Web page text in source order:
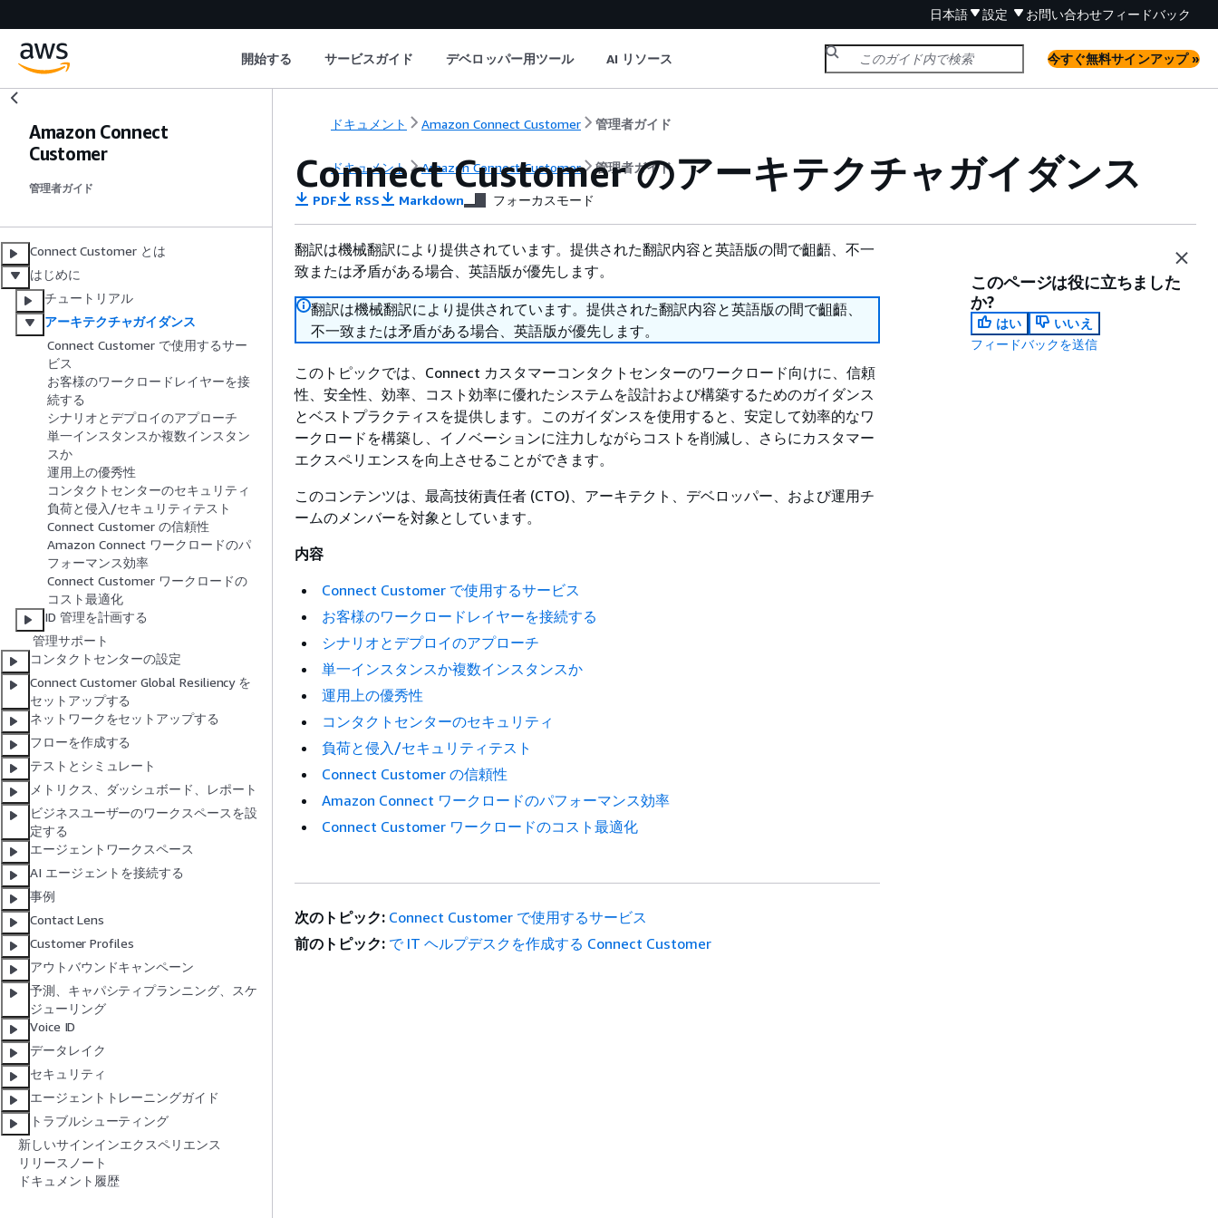
日本語 設定 お問い合わせフィードバック
開始する サービスガイド デベロッパー用ツール AI リソース 今すぐ無料サインアップ »
Amazon Connect
Customer
管理者ガイド
Connect Customer とは
はじめに
チュートリアル
アーキテクチャガイダンス
Connect Customer で使用するサー
ビス
お客様のワークロードレイヤーを接
続する
シナリオとデプロイのアプローチ
単一インスタンスか複数インスタン
スか
運用上の優秀性
コンタクトセンターのセキュリティ
負荷と侵入/セキュリティテスト
Connect Customer の信頼性
Amazon Connect ワークロードのパ
フォーマンス効率
Connect Customer ワークロードの
コスト最適化
ID 管理を計画する
管理サポート
コンタクトセンターの設定
Connect Customer Global Resiliency を
セットアップする
ネットワークをセットアップする
フローを作成する
テストとシミュレート
メトリクス、ダッシュボード、レポート
ビジネスユーザーのワークスペースを設
定する
エージェントワークスペース
AI エージェントを接続する
事例
Contact Lens
Customer Profiles
アウトバウンドキャンペーン
予測、キャパシティプランニング、スケ
ジューリング
Voice ID
データレイク
セキュリティ
エージェントトレーニングガイド
トラブルシューティング
新しいサインインエクスペリエンス
リリースノート
ドキュメント履歴
ドキュメント Amazon Connect Customer 管理者ガイド
ドキュメント Amazon Connect Customer 管理者ガイド
Connect Customer のアーキテクチャガイダンス
PDF RSS Markdown フォーカスモード
翻訳は機械翻訳により提供されています。提供された翻訳内容と英語版の間で齟齬、不一
致または矛盾がある場合、英語版が優先します。
翻訳は機械翻訳により提供されています。提供された翻訳内容と英語版の間で齟齬、
不一致または矛盾がある場合、英語版が優先します。
このトピックでは、Connect カスタマーコンタクトセンターのワークロード向けに、信頼
性、安全性、効率、コスト効率に優れたシステムを設計および構築するためのガイダンス
とベストプラクティスを提供します。このガイダンスを使用すると、安定して効率的なワ
ークロードを構築し、イノベーションに注力しながらコストを削減し、さらにカスタマー
エクスペリエンスを向上させることができます。
このコンテンツは、最高技術責任者 (CTO)、アーキテクト、デベロッパー、および運用チ
ームのメンバーを対象としています。
内容
Connect Customer で使用するサービス
お客様のワークロードレイヤーを接続する
シナリオとデプロイのアプローチ
単一インスタンスか複数インスタンスか
運用上の優秀性
コンタクトセンターのセキュリティ
負荷と侵入/セキュリティテスト
Connect Customer の信頼性
Amazon Connect ワークロードのパフォーマンス効率
Connect Customer ワークロードのコスト最適化
このページは役に立ちました
か?
はい
いいえ
フィードバックを送信
次のトピック: Connect Customer で使用するサービス
前のトピック: で IT ヘルプデスクを作成する Connect Customer